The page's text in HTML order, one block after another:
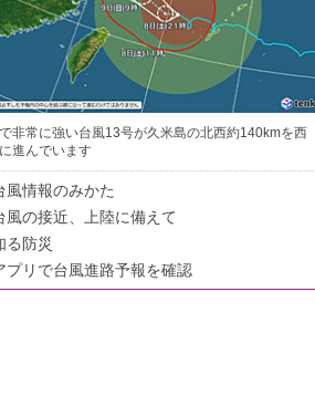
非常に強い台風13号が久米島の北西約140kmを西
進んでいます
風情報のみかた
風の接近、上陸に備えて
る防災
プリで台風進路予報を確認